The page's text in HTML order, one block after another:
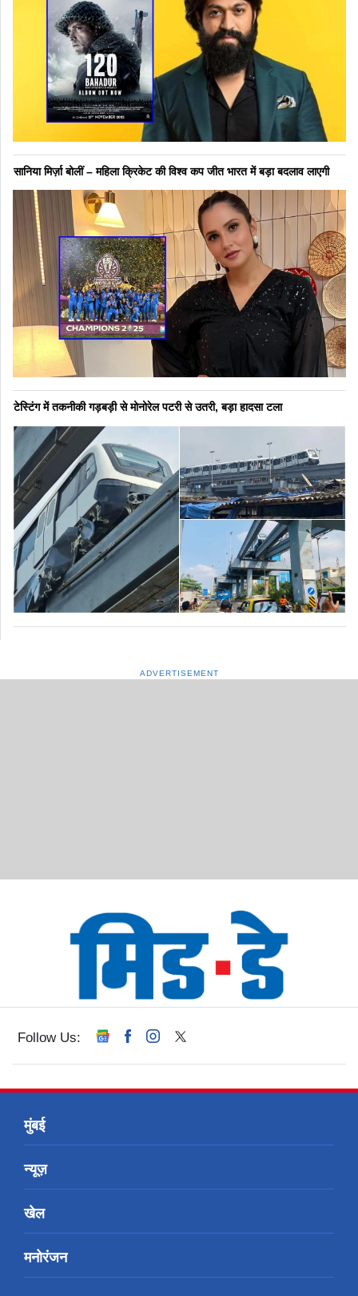
सानिया मिर्ज़ा बोलीं – महिला क्रिकेट की विश्व कप जीत भारत में बड़ा बदलाव लाएगी
टेस्टिंग में तकनीकी गड़बड़ी से मोनोरेल पटरी से उतरी, बड़ा हादसा टला
ADVERTISEMENT
Follow Us:
मुंबई
न्यूज़
खेल
मनोरंजन